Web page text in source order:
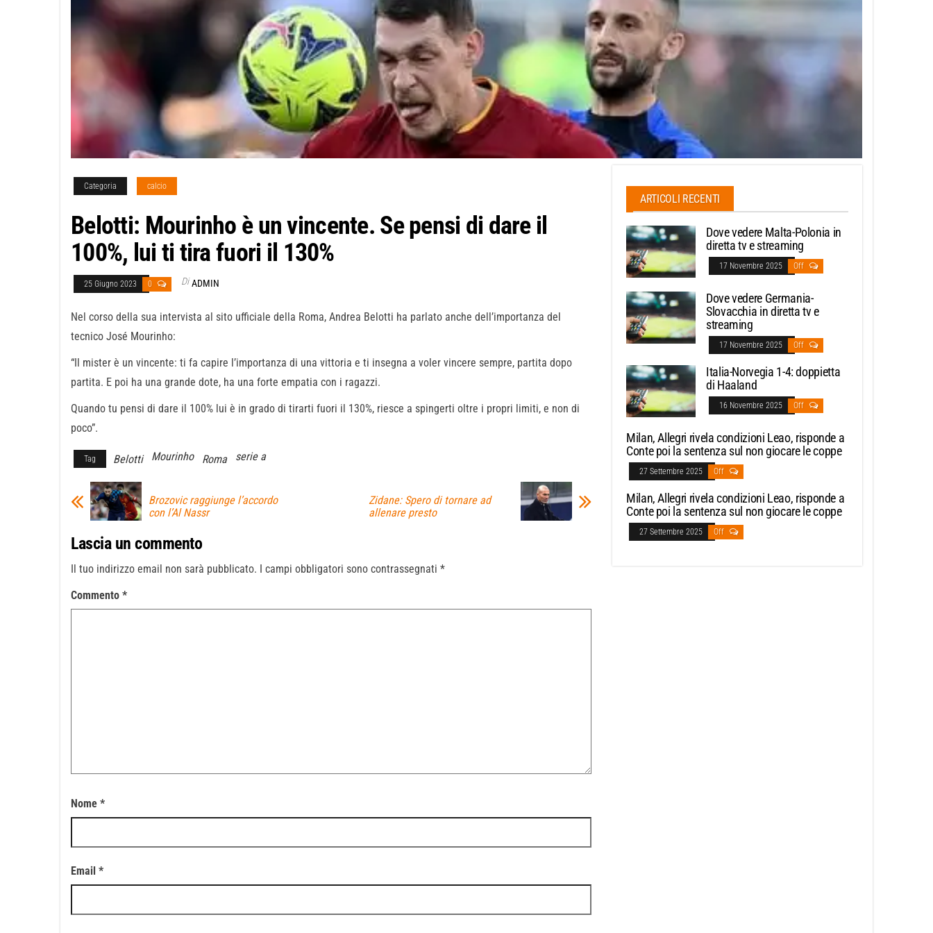
Categoria calcio
Belotti: Mourinho è un vincente. Se pensi di dare il
100%, lui ti tira fuori il 130%
25 Giugno 2023 0 Di ADMIN
Nel corso della sua intervista al sito ufficiale della Roma, Andrea Belotti ha parlato anche dell’importanza del
tecnico José Mourinho:
“Il mister è un vincente: ti fa capire l’importanza di una vittoria e ti insegna a voler vincere sempre, partita dopo
partita. E poi ha una grande dote, ha una forte empatia con i ragazzi.
Quando tu pensi di dare il 100% lui è in grado di tirarti fuori il 130%, riesce a spingerti oltre i propri limiti, e non di
poco”.
Tag Belotti Mourinho Roma serie a
Brozovic raggiunge l’accordo
con l’Al Nassr
Zidane: Spero di tornare ad
allenare presto
Lascia un commento
Il tuo indirizzo email non sarà pubblicato. I campi obbligatori sono contrassegnati *
Commento *
Nome *
Email *
ARTICOLI RECENTI
Dove vedere Malta-Polonia in
diretta tv e streaming
17 Novembre 2025 Off
Dove vedere Germania-
Slovacchia in diretta tv e
streaming
17 Novembre 2025 Off
Italia-Norvegia 1-4: doppietta
di Haaland
16 Novembre 2025 Off
Milan, Allegri rivela condizioni Leao, risponde a
Conte poi la sentenza sul non giocare le coppe
27 Settembre 2025 Off
Milan, Allegri rivela condizioni Leao, risponde a
Conte poi la sentenza sul non giocare le coppe
27 Settembre 2025 Off